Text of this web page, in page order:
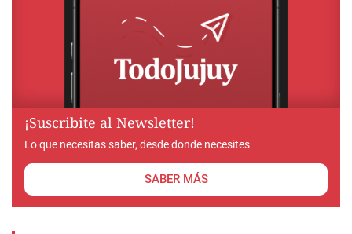
¡Suscribite al Newsletter!
Lo que necesitas saber, desde donde necesites
SABER MÁS